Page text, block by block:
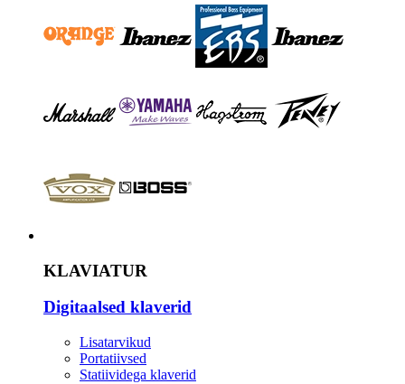
KLAVIATUR
Digitaalsed klaverid
Lisatarvikud
Portatiivsed
Statiividega klaverid